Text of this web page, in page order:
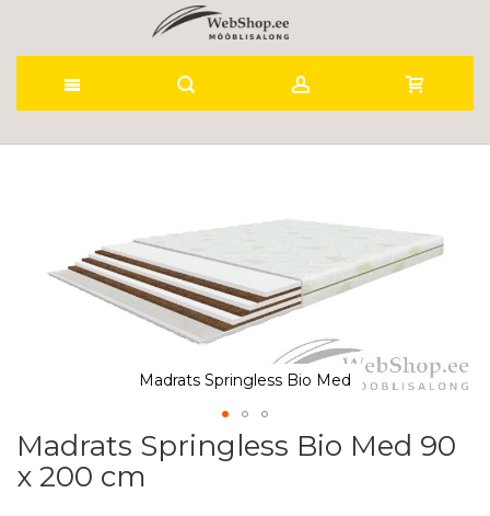
Madrats Springless Bio Med
Skip
to
the
Madrats Springless Bio Med 90
x 200 cm